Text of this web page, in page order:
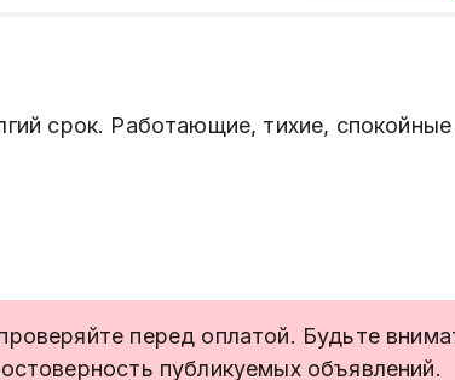
срок. Работающие, тихие,
перед оплатой. Будьте
публикуемых объявлений.